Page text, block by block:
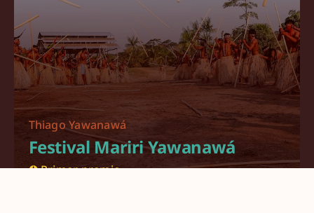
Thiago Yawanawá
Festival Mariri Yawanawá
✪ Primer premio